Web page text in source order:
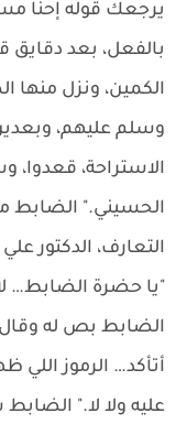
يرجعك قوله إحنا
بالفعل، بعد دقايق
الكمين، ونزل منها
وسلم عليهم،
الاستراحة، قعدوا،
الحسيني." الضابط
التعارف، الدكتور
"يا حضرة الضابط…
الضابط بص له وقال:
أتأكد… الرموز
عليه ولا لا."